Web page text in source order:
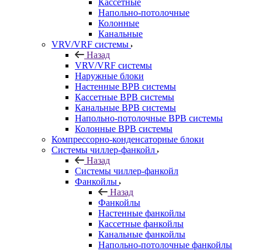
Кассетные
Напольно-потолочные
Колонные
Канальные
VRV/VRF системы
Назад
VRV/VRF системы
Наружные блоки
Настенные ВРВ системы
Кассетные ВРВ системы
Канальные ВРВ системы
Напольно-потолочные ВРВ системы
Колонные ВРВ системы
Компрессорно-конденсаторные блоки
Системы чиллер-фанкойл
Назад
Системы чиллер-фанкойл
Фанкойлы
Назад
Фанкойлы
Настенные фанкойлы
Кассетные фанкойлы
Канальные фанкойлы
Напольно-потолочные фанкойлы